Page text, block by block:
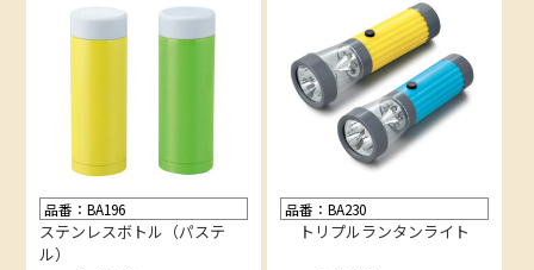
品番：BA196
ステンレスボトル（パステ
ル）
品番：BA230
トリプルランタンライト